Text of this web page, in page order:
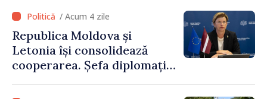
premier. Ce crede Igor
Grosu despre noul șef al
Guvernului
/ Acum 4 zile
Republica Moldova și
Letonia își consolidează
cooperarea. Șefa diplomației